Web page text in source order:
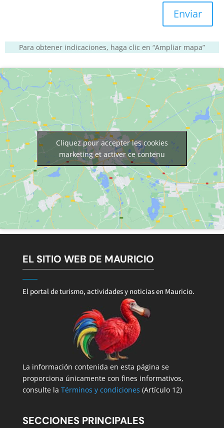
Enviar
Para obtener indicaciones, haga clic en “Ampliar mapa”
Cliquez pour accepter les cookies
marketing et activer ce contenu
EL SITIO WEB DE MAURICIO
El portal de turismo, actividades y noticias en Mauricio.
La información contenida en esta página se
proporciona únicamente con fines informativos,
consulte la Términos y condiciones (Artículo 12)
SECCIONES PRINCIPALES